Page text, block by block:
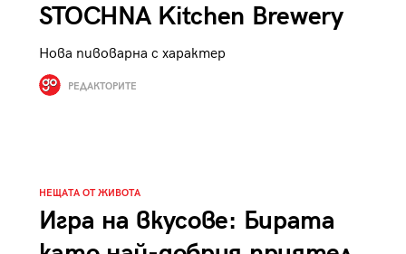
STOCHNA Kitchen Brewery
Нова пивоварна с характер
РЕДАКТОРИТЕ
НЕЩАТА ОТ ЖИВОТА
Игра на вкусове: Бирата
29/29